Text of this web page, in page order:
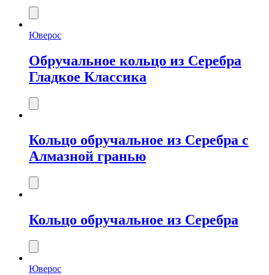
Юверос
Обручальное кольцо из Серебра
Гладкое Классика
Кольцо обручальное из Серебра с
Алмазной гранью
Кольцо обручальное из Серебра
Юверос